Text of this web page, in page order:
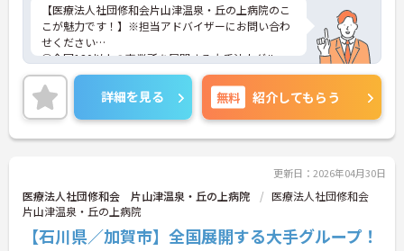
【医療法人社団修和会片山津温泉・丘の上病院のこ
こが魅力です！】※担当アドバイザーにお問い合わ
せください
①全国120以上の事業所を展開する大手法人グルー
プのひとつです！大きな母体のため福利厚生が充実
しており働きやすい環境です！
②同院は精神科に特化した病院です！重度の方のデ
イケアも行うなど精神科について深く学べる環境で
す！
詳細を見る 無料 紹介してもらう
更新日：2026年04月30日
医療法人社団修和会 片山津温泉・丘の上病院
医療法人社団修和会
片山津温泉・丘の上病院
【石川県／加賀市】全国展開する大手グループ！